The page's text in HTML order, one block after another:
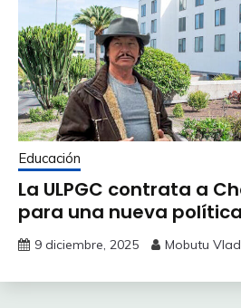
Educación
La ULPGC contrata a
para una nueva
9 diciembre, 2025 Mobutu